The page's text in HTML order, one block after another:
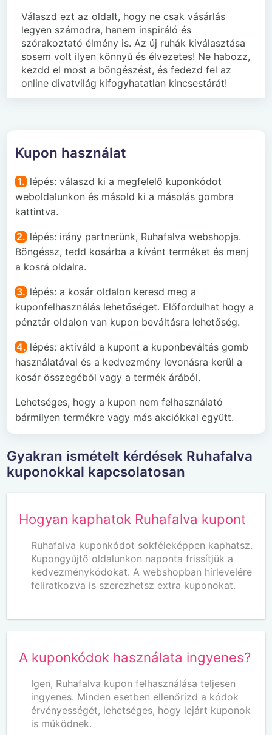
Válaszd ezt az oldalt, hogy ne csak vásárlás
legyen számodra, hanem inspiráló és
szórakoztató élmény is. Az új ruhák kiválasztása
sosem volt ilyen könnyű és élvezetes! Ne habozz,
kezdd el most a böngészést, és fedezd fel az
online divatvilág kifogyhatatlan kincsestárát!
Kupon használat
1. lépés: válaszd ki a megfelelő kuponkódot
weboldalunkon és másold ki a másolás gombra
kattintva.
2. lépés: irány partnerünk, Ruhafalva webshopja.
Böngéssz, tedd kosárba a kívánt terméket és menj
a kosrá oldalra.
3. lépés: a kosár oldalon keresd meg a
kuponfelhasználás lehetőséget. Előfordulhat hogy a
pénztár oldalon van kupon beváltásra lehetőség.
4. lépés: aktiváld a kupont a kuponbeváltás gomb
használatával és a kedvezmény levonásra kerül a
kosár összegéből vagy a termék árából.
Lehetséges, hogy a kupon nem felhasználató
bármilyen termékre vagy más akciókkal együtt.
Gyakran ismételt kérdések Ruhafalva
kuponokkal kapcsolatosan
Hogyan kaphatok Ruhafalva kupont
Ruhafalva kuponkódot sokféleképpen kaphatsz.
Kupongyűjtő oldalunkon naponta frissítjük a
kedvezménykódokat. A webshopban hírlevelére
feliratkozva is szerezhetsz extra kuponokat.
A kuponkódok használata ingyenes?
Igen, Ruhafalva kupon felhasználása teljesen
ingyenes. Minden esetben ellenőrizd a kódok
érvényességét, lehetséges, hogy lejárt kuponok
is működnek.